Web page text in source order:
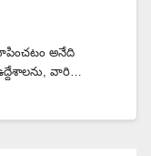
అనేది
వారి…